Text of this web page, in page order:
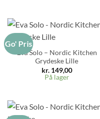
Go' Pris
Eva Solo – Nordic Kitchen
Grydeske Lille
kr.149,00
På lager